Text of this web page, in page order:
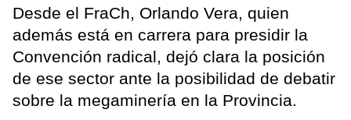
Desde el FraCh, Orlando Vera, quien
además está en carrera para presidir la
Convención radical, dejó clara la posición
de ese sector ante la posibilidad de debatir
sobre la megaminería en la Provincia.